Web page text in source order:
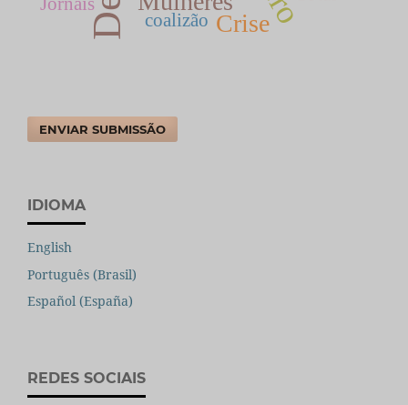
Crise
coalizão
ENVIAR SUBMISSÃO
IDIOMA
English
Português (Brasil)
Español (España)
REDES SOCIAIS